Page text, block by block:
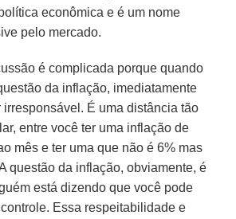
econômi­ca e é um nome
pe­lo mercado.
é complicada porque quando
da inflação, imediatamente
irresponsável. É uma distân­cia tão
entre você ter uma inflação de
mês e ter uma que não é 6% mas
questão da inflação, obviamen­te, é
está dizendo que você pode
Essa respeitabilidade e